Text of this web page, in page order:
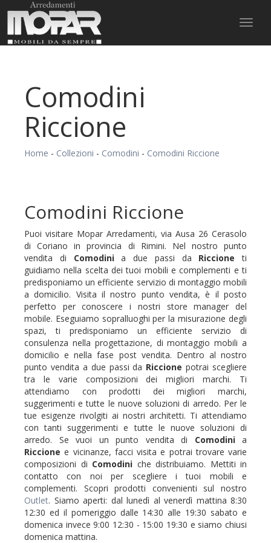
Comodini
Riccione
Home - Collezioni - Comodini - Comodini Riccione
Comodini Riccione
Puoi visitare Mopar Arredamenti, via Ausa 26 Cerasolo
di Coriano in provincia di Rimini. Nel nostro punto
vendita di Comodinia due passi da Riccione ti
guidiamo nella scelta dei tuoi mobili e complementi e ti
predisponiamo un efficiente servizio di montaggio mobili
a domicilio. Visita il nostro punto vendita, è il posto
perfetto per conoscere i nostri store manager del
mobile. Eseguiamo sopralluoghi per la misurazione degli
spazi, ti predisponiamo un efficiente servizio di
consulenza nella progettazione, di montaggio mobili a
domicilio e nella fase post vendita. Dentro al nostro
punto vendita a due passi da Riccione potrai scegliere
tra le varie composizioni dei migliori marchi. Ti
attendiamo con prodotti dei migliori marchi,
suggerimenti e tutte le nuove soluzioni di arredo. Per le
tue esigenze rivolgiti ai nostri architetti. Ti attendiamo
con tanti suggerimenti e tutte le nuove soluzioni di
arredo. Se vuoi un punto vendita di Comodinia
Riccione e vicinanze, facci visita e potrai trovare varie
composizioni di Comodini che distribuiamo. Mettiti in
contatto con noi per scegliere i tuoi mobili e
complementi. Scopri prodotti convenienti sul nostro
Outlet. Siamo aperti: dal lunedì al venerdì mattina 8:30
12:30 ed il pomeriggio dalle 14:30 alle 19:30 sabato e
domenica invece 9:00 12:30 - 15:00 19:30 e siamo chiusi
domenica mattina.